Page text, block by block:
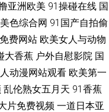
草 豆花视频在线一区 国内大
夜极品网 在线电影网站大全
户外露出视频 男女黄色片
美一级片 熟妇1204 亚洲无
亚洲欧美 91操碰在线 国
色综合网 91国产自拍偷
费网站 欧美女人与动物
大香蕉 户外自慰影院 国
动漫网站观看 欧美第一
乱伦熟女五月天 91香蕉
片免费视频 一道日本亚